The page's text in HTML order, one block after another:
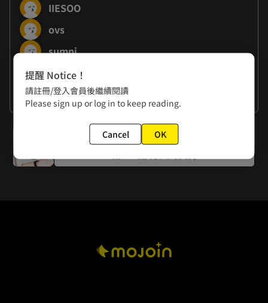
IIESOO
ovs
sumni
作者的話
謝謝大家
提醒 Notice！
請註冊/登入會員後繼續閱讀
Please sign up or log in to keep reading.
Cancel OK